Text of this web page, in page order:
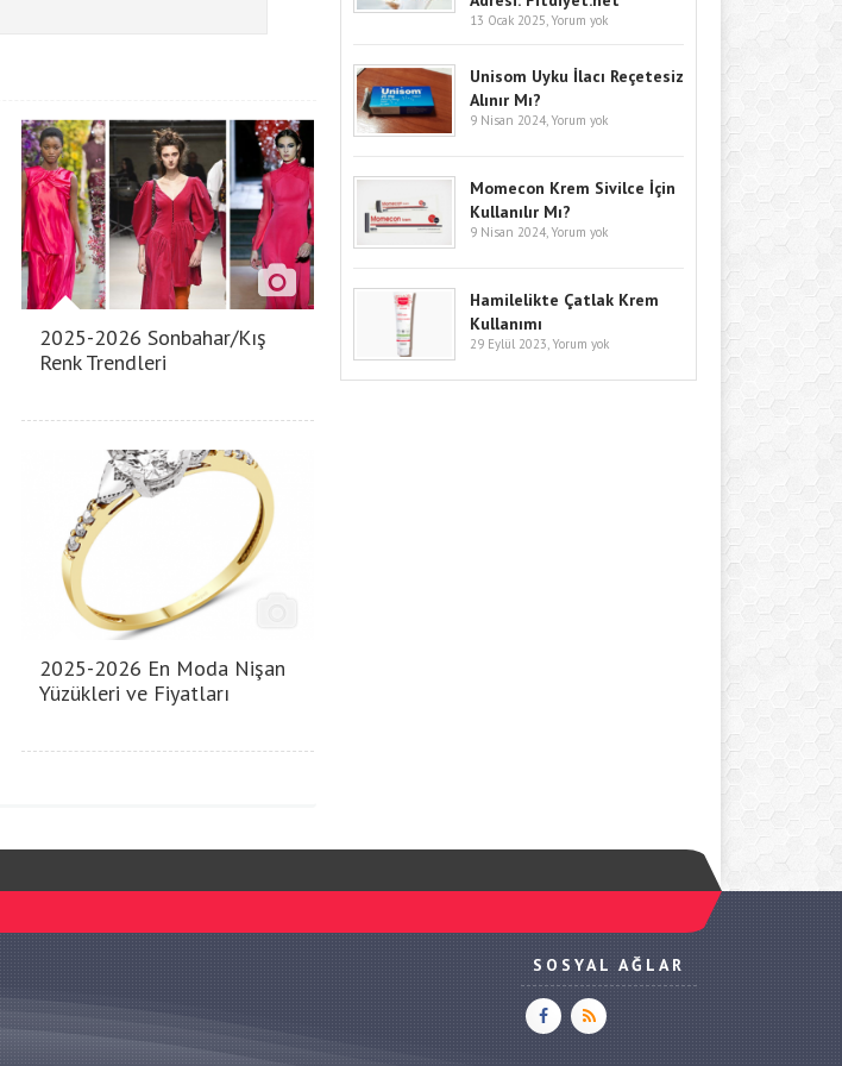
2025-2026 Sonbahar/Kış
Renk Trendleri
2025-2026 En Moda Nişan
Yüzükleri ve Fiyatları
13 Ocak 2025, Yorum yok
Unisom Uyku İlacı Reçetesiz
Alınır Mı?
9 Nisan 2024, Yorum yok
Momecon Krem Sivilce İçin
Kullanılır Mı?
9 Nisan 2024, Yorum yok
Hamilelikte Çatlak Krem
Kullanımı
29 Eylül 2023, Yorum yok
SOSYAL AĞLAR